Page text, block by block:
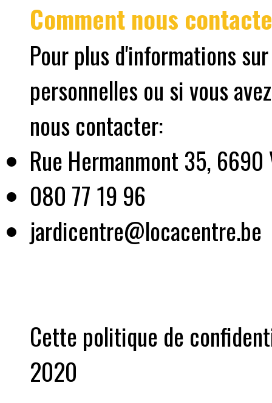
Comment nous
Pour plus d'informations
personnelles ou si vous
nous contacter:
Rue Hermanmont 35, 6690
080 77 19 96
jardicentre@locacentre.be
Cette politique de
2020